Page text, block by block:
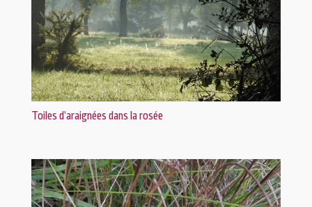
Toiles d’araignées dans la rosée